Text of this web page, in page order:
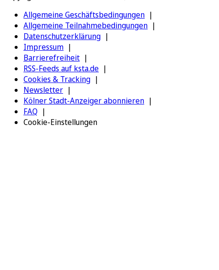
Allgemeine Geschäftsbedingungen
Allgemeine Teilnahmebedingungen
Datenschutzerklärung
Impressum
Barrierefreiheit
RSS-Feeds auf ksta.de
Cookies & Tracking
Newsletter
Kölner Stadt-Anzeiger abonnieren
FAQ
Cookie-Einstellungen